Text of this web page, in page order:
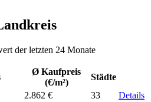
der letzten 24 Monate
Ø Kaufpreis
(€/m²)
Städte
2.862 € 33
Details